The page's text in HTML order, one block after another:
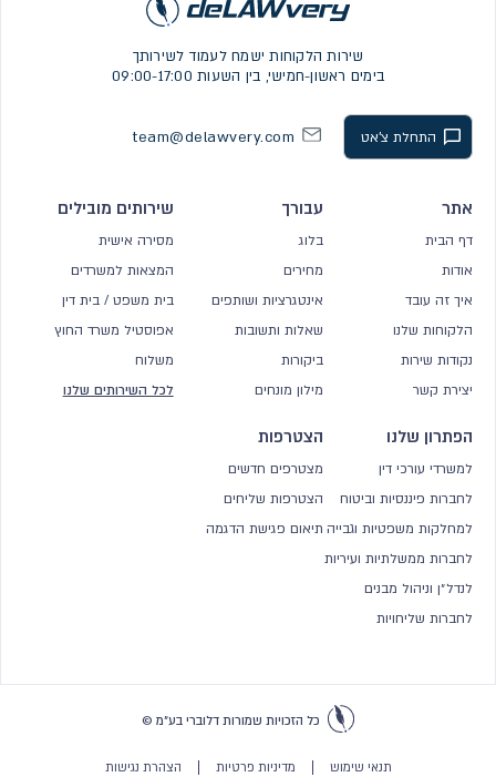
שירות הלקוחות ישמח לעמוד לשירותך
בימים ראשון-חמישי, בין השעות 09:00-17:00
התחלת צ'אט team@delawvery.com
אתר
דף הבית
אודות
איך זה עובד
הלקוחות שלנו
נקודות שירות
יצירת קשר
עבורך
בלוג
מחירים
אינטגרציות ושותפים
שאלות ותשובות
ביקורות
מילון מונחים
שירותים מובילים
מסירה אישית
המצאות למשרדים
בית משפט / בית דין
אפוסטיל משרד החוץ
משלוח
לכל השירותים שלנו
הפתרון שלנו
למשרדי עורכי דין
לחברות פיננסיות וביטוח
למחלקות משפטיות וגבייה
לחברות ממשלתיות ועיריות
לנדל״ן וניהול מבנים
לחברות שליחויות
הצטרפות
מצטרפים חדשים
הצטרפות שליחים
תיאום פגישת הדגמה
כל הזכויות שמורות דלוברי בע״מ ©
תנאי שימוש מדיניות פרטיות הצהרת נגישות